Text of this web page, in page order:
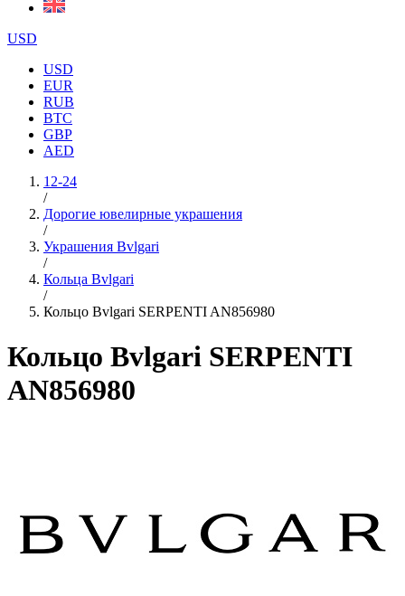
USD
USD
EUR
RUB
BTC
GBP
AED
12-24
/
Дорогие ювелирные украшения
/
Украшения Bvlgari
/
Кольца Bvlgari
/
Кольцо Bvlgari SERPENTI AN856980
Кольцо Bvlgari SERPENTI
AN856980